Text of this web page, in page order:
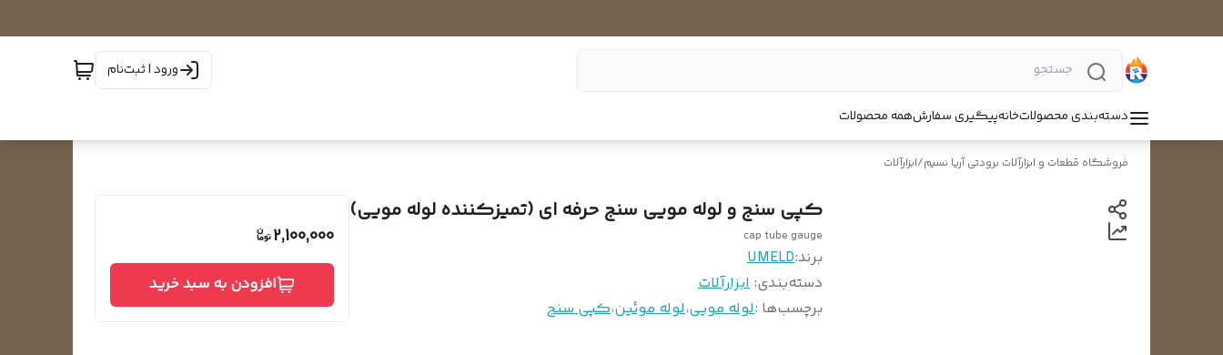
ورود | ثبت‌نام
دسته‌بندی محصولاتخانهپیگیری سفارشهمه محصولات
فروشگاه قطعات و ابزارآلات برودتی آریا نسیم/ابزارآلات
کپی سنج و لوله مویی سنج حرفه ای (تمیزکننده‌ لوله مویی)
cap tube gauge
برند:UMELD
دسته‌بندی: ابزارآلات
برچسب‌ها :لوله مویی،لوله موئین،کپی سنج
2,100,000
افزودن به سبد خرید